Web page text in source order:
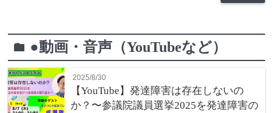
folder ●動画・音声（YouTubeなど）
2025/8/30
【YouTube】発達障害は存在しないの
か？〜参議院議員選挙2025を発達障害の